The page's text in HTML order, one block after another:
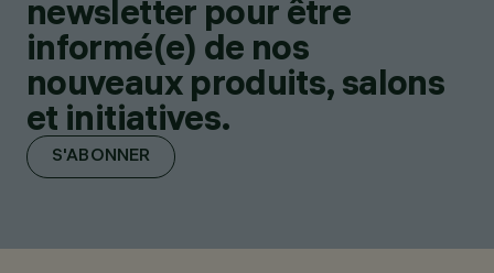
newsletter pour être
informé(e) de nos
nouveaux produits, salons
et initiatives.
S'ABONNER